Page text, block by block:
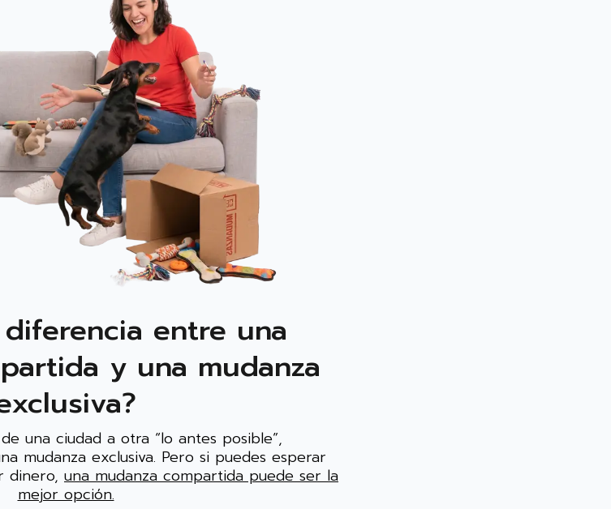
entre una
y una mudanza
una ciudad a otra “lo antes posible”,
mudanza exclusiva. Pero si puedes esperar
dinero, una mudanza compartida puede ser la
mejor opción.